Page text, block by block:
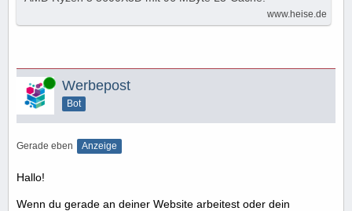
www.heise.de
Online Werbepost
Bot
Gerade eben Anzeige
Hallo!
Wenn du gerade an deiner Website arbeitest oder dein